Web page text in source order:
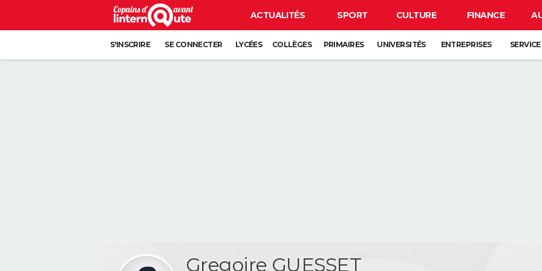
ACTUALITÉS SPORT CULTURE FINANCE
S'INSCRIRE SE CONNECTER LYCÉES COLLÈGES PRIMAIRES UNIVERSITÉS ENTREPRISES
Gregoire GUESSET